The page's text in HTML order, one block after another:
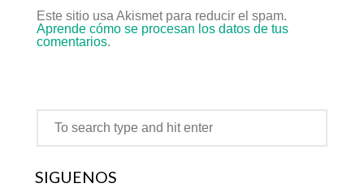
Este sitio usa Akismet para reducir el spam.
Aprende cómo se procesan los datos de tus
comentarios.
SÍGUENOS